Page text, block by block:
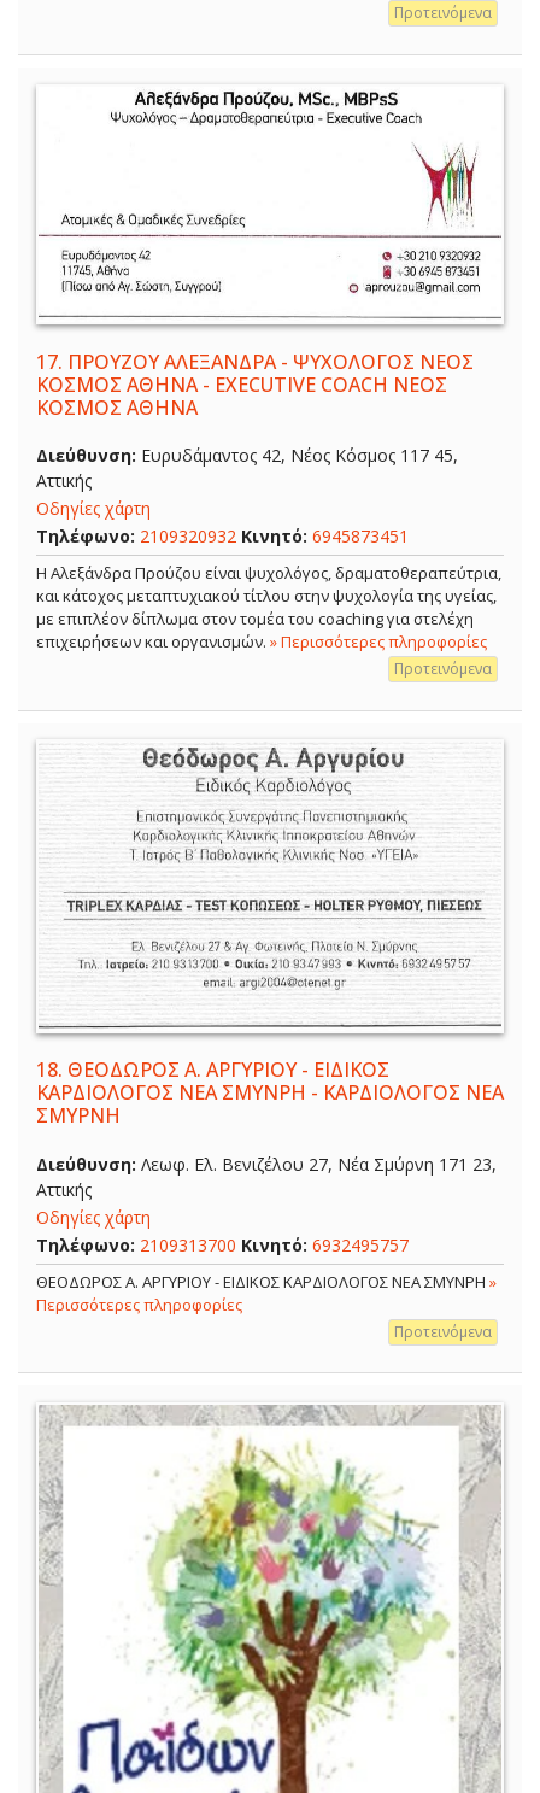
Προτεινόμενα
17. ΠΡΟΥΖΟΥ ΑΛΕΞΑΝΔΡΑ - ΨΥΧΟΛΟΓΟΣ ΝΕΟΣ
ΚΟΣΜΟΣ ΑΘΗΝΑ - EXECUTIVE COACH ΝΕΟΣ
ΚΟΣΜΟΣ ΑΘΗΝΑ
Διεύθυνση: Ευρυδάμαντος 42, Νέος Κόσμος 117 45,
Αττικής
Οδηγίες χάρτη
Τηλέφωνο: 2109320932 Κινητό: 6945873451
Η Αλεξάνδρα Προύζου είναι ψυχολόγος, δραματοθεραπεύτρια,
και κάτοχος μεταπτυχιακού τίτλου στην ψυχολογία της υγείας,
με επιπλέον δίπλωμα στον τομέα του coaching για στελέχη
επιχειρήσεων και οργανισμών. » Περισσότερες πληροφορίες
Προτεινόμενα
18. ΘΕΟΔΩΡΟΣ Α. ΑΡΓΥΡΙΟΥ - ΕΙΔΙΚΟΣ
ΚΑΡΔΙΟΛΟΓΟΣ ΝΕΑ ΣΜΥΝΡΗ - ΚΑΡΔΙΟΛΟΓΟΣ ΝΕΑ
ΣΜΥΡΝΗ
Διεύθυνση: Λεωφ. Ελ. Βενιζέλου 27, Νέα Σμύρνη 171 23,
Αττικής
Οδηγίες χάρτη
Τηλέφωνο: 2109313700 Κινητό: 6932495757
ΘΕΟΔΩΡΟΣ Α. ΑΡΓΥΡΙΟΥ - ΕΙΔΙΚΟΣ ΚΑΡΔΙΟΛΟΓΟΣ ΝΕΑ ΣΜΥΝΡΗ »
Περισσότερες πληροφορίες
Προτεινόμενα